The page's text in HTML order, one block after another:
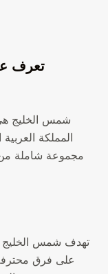
تعرف
شمس الخليج
المملكة
مجموعة شاملة من
تهدف شمس الخليج
على فرق